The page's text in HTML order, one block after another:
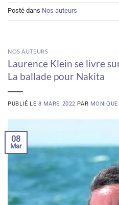
Posté dans Nos auteurs
NOS AUTEURS
Laurence Klein se livre
La ballade pour Nakita
PUBLIÉ LE 8 MARS 2022 PAR MONIQUE
08
Mar